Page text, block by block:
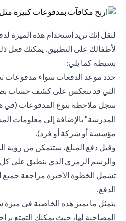
لنقل إنك تريد استخدام هذه الميزة
لأطفالك على التطبيق. يمكنك فعل
بسيطة كما يلي:
حدد موعد الدفعات سواء مدفوعات
التي قد تنعكس على كشف حساب
سجل ملاحظة بنوع المدفوعات (في
المدرسة" بالإضافة إلى معلومات
مؤسسة أو شركة أو فرد).
وقبل دفع المبلغ، ستتمكن من رؤية
والرسم الرمزي الذي ينطبق على
تشمل الخطوة الأخيرة مراجعة جميع
الدفع.
يتمثل ما يميز هذه الخاصية في ميزة
المصاحبة لها، حيث يمكنك التمتع